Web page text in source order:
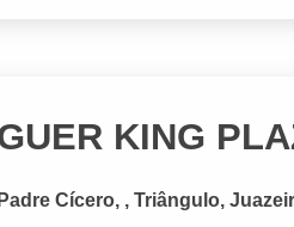
KING
Cícero, , Triângulo,